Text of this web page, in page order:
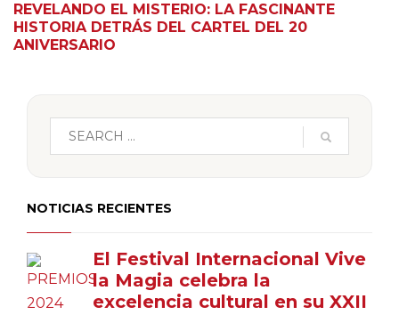
REVELANDO EL MISTERIO: LA FASCINANTE
HISTORIA DETRÁS DEL CARTEL DEL 20
ANIVERSARIO
NOTICIAS RECIENTES
El Festival Internacional Vive
la Magia celebra la
excelencia cultural en su XXII